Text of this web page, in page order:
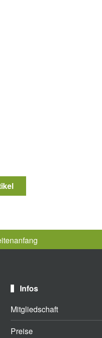
Infos
Mitgliedschaft
Preise